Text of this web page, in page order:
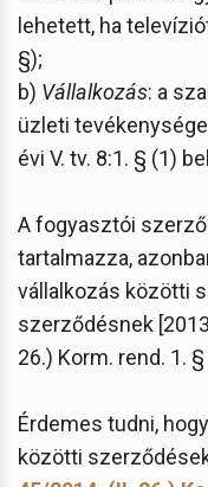
lehetett, ha
§);
b) Vállalkozás: a
üzleti
évi V. tv. 8:1. § (1)
A fogyasztói
tartalmazza,
vállalkozás közötti
szerződésnek
26.) Korm. rend. 1.
Érdemes tudni,
közötti